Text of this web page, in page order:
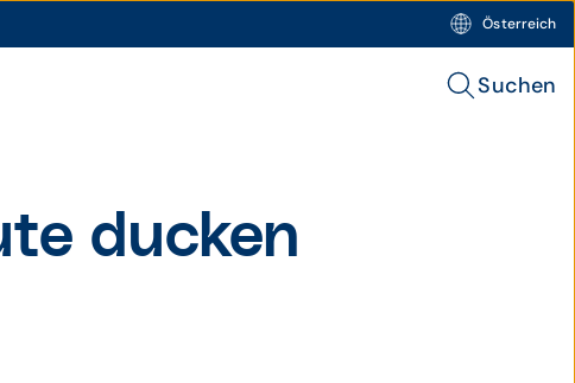
Österreich
Suchen
ducken